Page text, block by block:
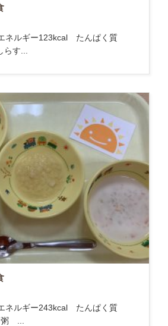
ネルギー123kcal たんぱく質
す...
ネルギー243kcal たんぱく質
...